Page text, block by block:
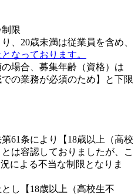
限
、20歳未満は従業員を含め、
なっております。
場合、募集年齢（資格）は
の業務が必須のため】と下限
61条により【18歳以上（高校
は容認しておりましたが、こ
による不当な制限となりま
し【18歳以上（高校生不